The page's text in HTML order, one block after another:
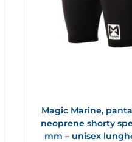
Magic Marine,
neoprene shorty
mm – unisex